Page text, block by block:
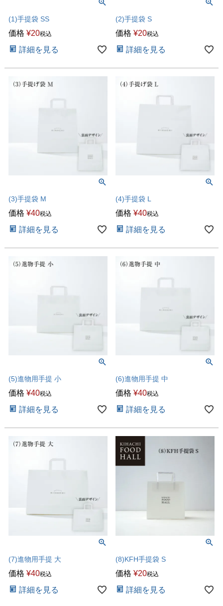
(1)手提袋 SS
価格 ¥20税込
詳細を見る
(2)手提袋 S
価格 ¥20税込
詳細を見る
(3)手提袋 M
価格 ¥40税込
詳細を見る
(4)手提袋 L
価格 ¥40税込
詳細を見る
(5)進物用手提 小
価格 ¥40税込
詳細を見る
(6)進物用手提 中
価格 ¥40税込
詳細を見る
(7)進物用手提 大
価格 ¥40税込
詳細を見る
(8)KFH手提袋 S
価格 ¥20税込
詳細を見る